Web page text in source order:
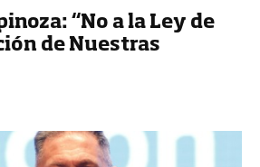
“No a la Ley de
de Nuestras